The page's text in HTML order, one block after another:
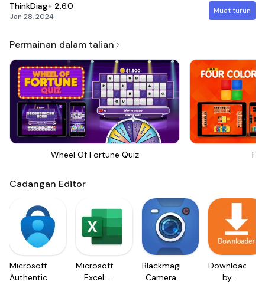
ThinkDiag+ 2.6.0
Jan 28, 2024
Muat turun
Permainan dalam talian
Wheel Of Fortune Quiz
Cadangan Editor
Microsoft
Authenticator
Microsoft
Excel:
Blackmagic
Camera
Downloader
by